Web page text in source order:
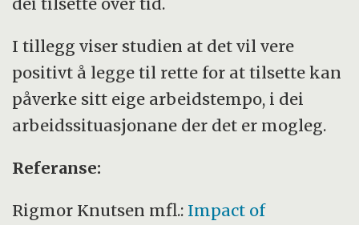
I tillegg viser studien at det vil vere
positivt å legge til rette for at tilsette kan
påverke sitt eige arbeidstempo, i dei
arbeidssituasjonane der det er mogleg.
Referanse:
Rigmor Knutsen mfl.: Impact of